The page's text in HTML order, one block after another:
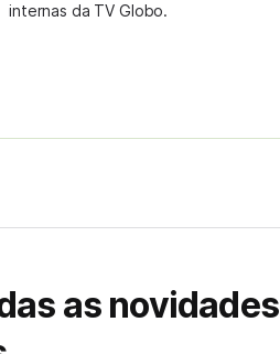
internas da TV Globo.
as novidades